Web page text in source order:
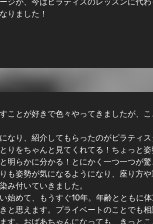
りました！
ことが好きで色々やってきましたが、
なり、紹介してもらったのがピラティス
りをちゃんと見てくれてる！ちょっと
明らかに分かる！とにかく一つ一つが驚
も姿勢が気になるようになり、座り方
み付いていきました。
始めて、もうすぐ10年。年齢とともに
と思えます。プライベートのことでも
す。おばあちゃんになっても、きっと